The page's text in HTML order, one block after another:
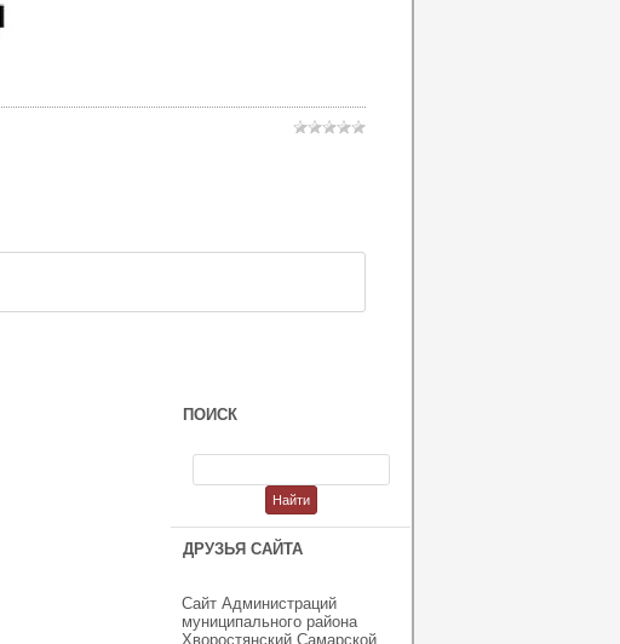
ПОИСК
ДРУЗЬЯ САЙТА
Сайт Администраций
муниципального района
Хворостянский Самарской